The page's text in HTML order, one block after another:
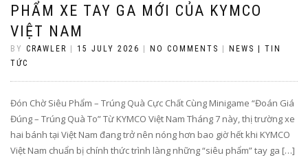
PHẨM XE TAY GA MỚI CỦA KYMCO
VIỆT NAM
BY CRAWLER | 15 JULY 2026 | NO COMMENTS | NEWS | TIN
TỨC
Đón Chờ Siêu Phẩm – Trúng Quà Cực Chất Cùng Minigame “Đoán Giá
Đúng – Trúng Quà To” Từ KYMCO Việt Nam Tháng 7 này, thị trường xe
hai bánh tại Việt Nam đang trở nên nóng hơn bao giờ hết khi KYMCO
Việt Nam chuẩn bị chính thức trình làng những “siêu phẩm” tay ga […]